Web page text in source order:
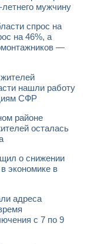
мужчину
спрос на
на 46%, а
—
нашли работу
СФР
районе
осталась
о снижении
экономике в
адреса
с 7 по 9